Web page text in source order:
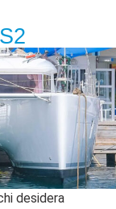
desidera